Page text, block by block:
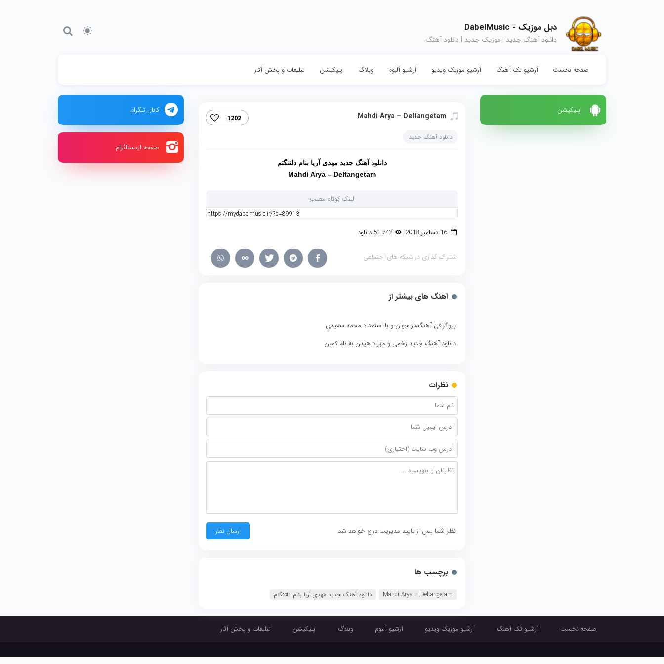
دبل موزیک - DabelMusic
دانلود آهنگ جدید | موزیک جدید | دانلود آهنگ
صفحه نخست آرشیو تک آهنگ آرشیو موزیک ویدیو آرشیو آلبوم وبلاگ اپلیکیشن تبلیغات و پخش آثار
اپلیکیشن
Mahdi Arya – Deltangetam
1202
دانلود آهنگ جدید
دانلود آهنگ جدید مهدی آریا بنام دلتنگتم
Mahdi Arya – Deltangetam
لینک کوتاه مطلب
16 دسامبر 2018 51,742 دانلود
اشتراک گذاری در شبکه های اجتماعی
آهنگ های بیشتر از
بیوگرافی آهنگساز جوان و با استعداد محمد سعیدی
دانلود آهنگ جدید زخمی و مهراد هیدن به نام کمین
نظرات
نظر شما پس از تایید مدیریت درج خواهد شد
برچسب ها
Mahdi Arya – Deltangetam دانلود آهنگ جدید مهدی آریا بنام دلتنگتم
کانال تلگرام
صفحه اینستاگرام
صفحه نخست آرشیو تک آهنگ آرشیو موزیک ویدیو آرشیو آلبوم وبلاگ اپلیکیشن تبلیغات و پخش آثار